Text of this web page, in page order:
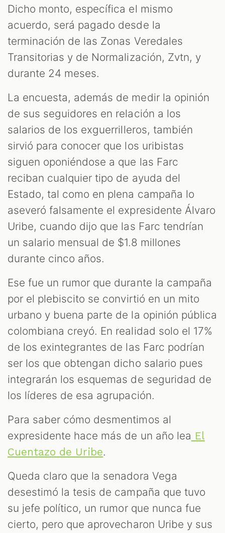
Dicho monto, específica el mismo
acuerdo, será pagado desde la
terminación de las Zonas Veredales
Transitorias y de Normalización, Zvtn, y
durante 24 meses.
La encuesta, además de medir la opinión
de sus seguidores en relación a los
salarios de los exguerrilleros, también
sirvió para conocer que los uribistas
siguen oponiéndose a que las Farc
reciban cualquier tipo de ayuda del
Estado, tal como en plena campaña lo
aseveró falsamente el expresidente Álvaro
Uribe, cuando dijo que las Farc tendrían
un salario mensual de $1.8 millones
durante cinco años.
Ese fue un rumor que durante la campaña
por el plebiscito se convirtió en un mito
urbano y buena parte de la opinión pública
colombiana creyó. En realidad solo el 17%
de los exintegrantes de las Farc podrían
ser los que obtengan dicho salario pues
integrarán los esquemas de seguridad de
los líderes de esa agrupación.
Para saber cómo desmentimos al
expresidente hace más de un año lea El
Cuentazo de Uribe.
Queda claro que la senadora Vega
desestimó la tesis de campaña que tuvo
su jefe político, un rumor que nunca fue
cierto, pero que aprovecharon Uribe y sus